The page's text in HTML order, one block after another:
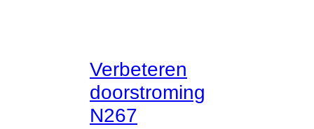
Verbeteren
doorstroming
N267